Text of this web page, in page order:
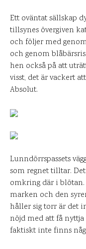
Ett oväntat sällskap
tillsynes övergiven
och följer med
och genom
hen också på att
visst, det är vackert
Absolut.
Lunndörrspassets
som regnet tilltar.
omkring där i
marken och den
håller sig torr är det
nöjd med att få
faktiskt inte finns